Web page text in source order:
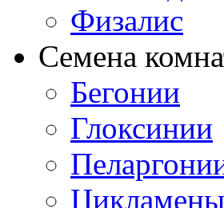
Физалис
Семена
Бегонии
Глоксинии
Цикламены